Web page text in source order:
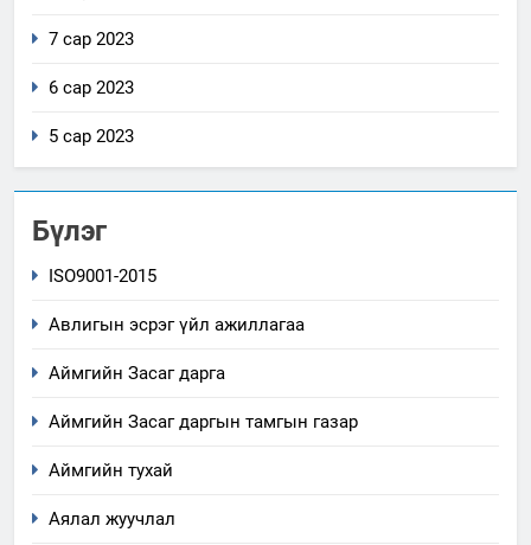
7 сар 2023
6 сар 2023
5 сар 2023
Бүлэг
ISO9001-2015
Авлигын эсрэг үйл ажиллагаа
Аймгийн Засаг дарга
Аймгийн Засаг даргын тамгын газар
Аймгийн тухай
Аялал жуучлал